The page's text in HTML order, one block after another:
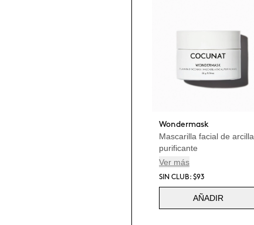
Wondermask
Mascarilla facial de arcilla
purificante
Ver más
SIN CLUB: $93
AÑADIR